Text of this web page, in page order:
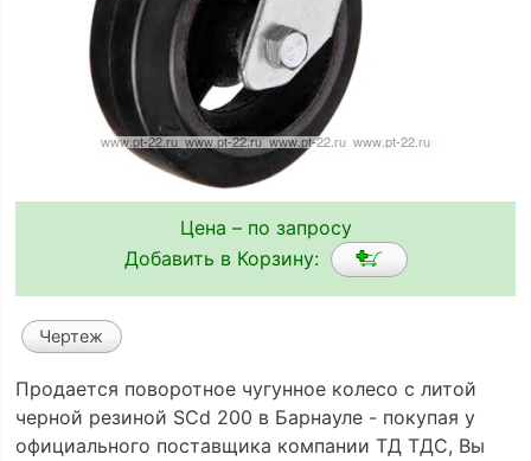
Цена – по запросу
Добавить в Корзину:
Чертеж
Продается поворотное чугунное колесо с литой
черной резиной SCd 200 в Барнауле - покупая у
официального поставщика компании ТД ТДС, Вы